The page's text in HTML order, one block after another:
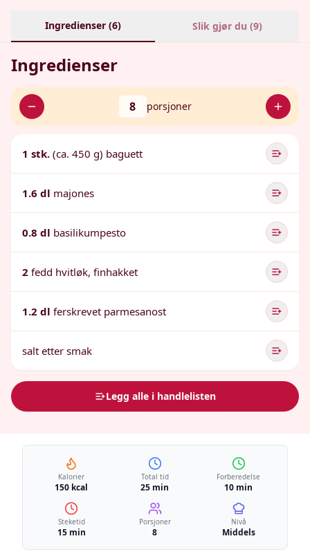
Ingredienser (6) Slik gjør du (9)
Ingredienser
8 porsjoner
1 stk. (ca. 450 g) baguett
1.6 dl majones
0.8 dl basilikumpesto
2 fedd hvitløk, finhakket
1.2 dl ferskrevet parmesanost
salt etter smak
Legg alle i handlelisten
Kalorier
150 kcal
Total tid
25 min
Forberedelse
10 min
Steketid
15 min
Porsjoner
8
Nivå
Middels